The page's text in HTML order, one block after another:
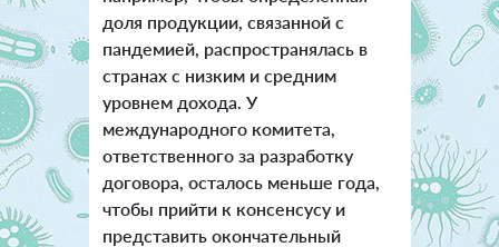
доля продукции, связанной с
пандемией, распространялась в
странах с низким и средним
уровнем дохода. У
международного комитета,
ответственного за разработку
договора, осталось меньше года,
чтобы прийти к консенсусу и
представить окончательный